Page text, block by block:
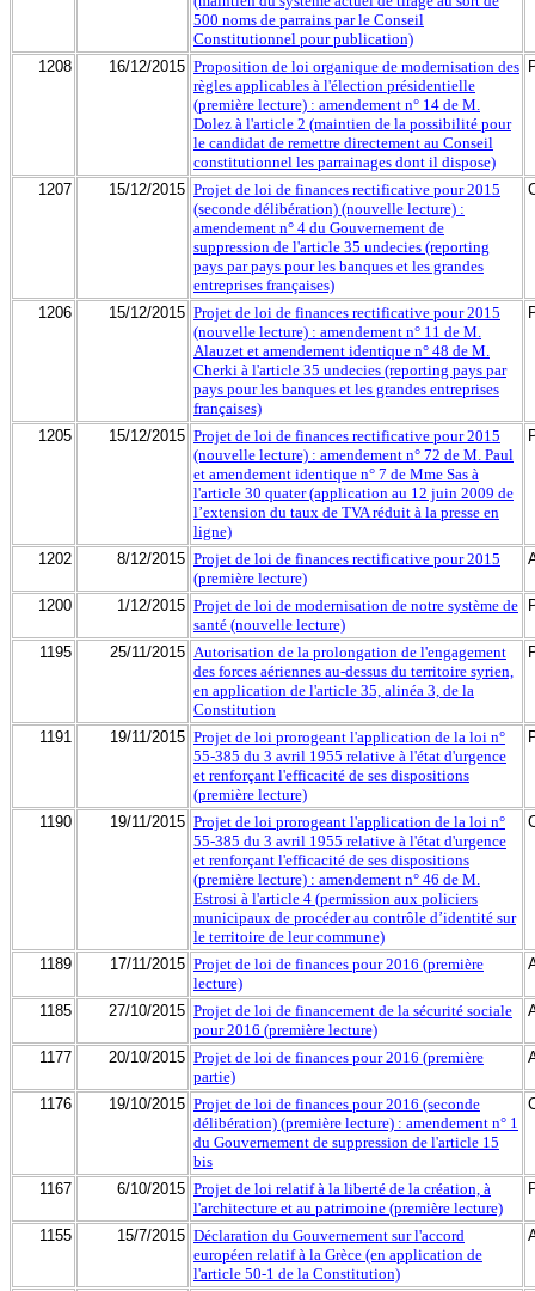
500 noms de parrains par le Conseil
Constitutionnel pour publication)
1208
16/12/2015 Proposition de loi organique de modernisation des
règles applicables à l'élection présidentielle
(première lecture) : amendement n° 14 de M.
Dolez à l'article 2 (maintien de la possibilité pour
le candidat de remettre directement au Conseil
constitutionnel les parrainages dont il dispose)
1207 15/12/2015 Projet de loi de finances rectificative pour 2015
(seconde délibération) (nouvelle lecture) :
amendement n° 4 du Gouvernement de
suppression de l'article 35 undecies (reporting
pays par pays pour les banques et les grandes
entreprises françaises)
1206 15/12/2015 Projet de loi de finances rectificative pour 2015
(nouvelle lecture) : amendement n° 11 de M.
Alauzet et amendement identique n° 48 de M.
Cherki à l'article 35 undecies (reporting pays par
pays pour les banques et les grandes entreprises
françaises)
1205 15/12/2015 Projet de loi de finances rectificative pour 2015
(nouvelle lecture) : amendement n° 72 de M. Paul
et amendement identique n° 7 de Mme Sas à
l'article 30 quater (application au 12 juin 2009 de
l’extension du taux de TVA réduit à la presse en
ligne)
1202 8/12/2015 Projet de loi de finances rectificative pour 2015
(première lecture)
1200 1/12/2015 Projet de loi de modernisation de notre système de
santé (nouvelle lecture)
1195 25/11/2015 Autorisation de la prolongation de l'engagement
des forces aériennes au-dessus du territoire syrien,
en application de l'article 35, alinéa 3, de la
Constitution
1191 19/11/2015 Projet de loi prorogeant l'application de la loi n°
55-385 du 3 avril 1955 relative à l'état d'urgence
et renforçant l'efficacité de ses dispositions
(première lecture)
1190 19/11/2015 Projet de loi prorogeant l'application de la loi n°
55-385 du 3 avril 1955 relative à l'état d'urgence
et renforçant l'efficacité de ses dispositions
(première lecture) : amendement n° 46 de M.
Estrosi à l'article 4 (permission aux policiers
municipaux de procéder au contrôle d’identité sur
le territoire de leur commune)
1189 17/11/2015 Projet de loi de finances pour 2016 (première
lecture)
1185 27/10/2015 Projet de loi de financement de la sécurité sociale
pour 2016 (première lecture)
1177 20/10/2015 Projet de loi de finances pour 2016 (première
partie)
1176 19/10/2015 Projet de loi de finances pour 2016 (seconde
délibération) (première lecture) : amendement n° 1
du Gouvernement de suppression de l'article 15
bis
1167 6/10/2015 Projet de loi relatif à la liberté de la création, à
l'architecture et au patrimoine (première lecture)
1155 15/7/2015 Déclaration du Gouvernement sur l'accord
européen relatif à la Grèce (en application de
l'article 50-1 de la Constitution)